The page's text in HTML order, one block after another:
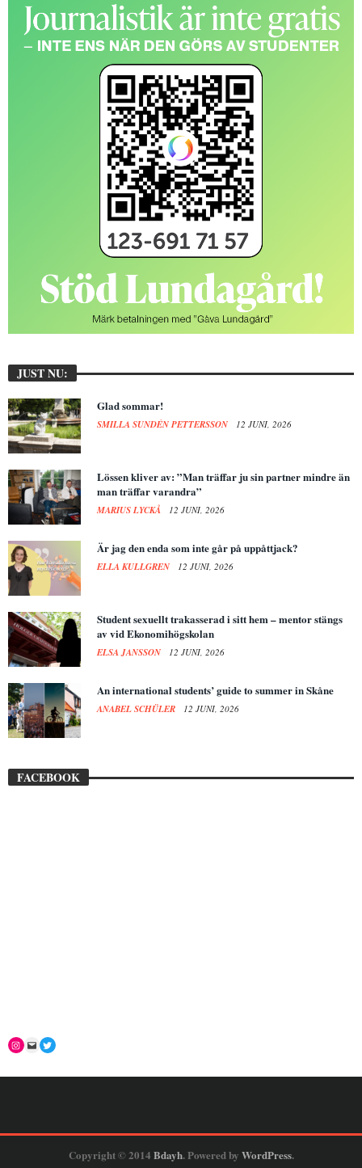
JUST NU:
Glad sommar!
SMILLA SUNDÉN PETTERSSON 12 JUNI, 2026
Lössen kliver av: ”Man träffar ju sin partner mindre än
man träffar varandra”
MARIUS LYCKÅ 12 JUNI, 2026
Är jag den enda som inte går på uppåttjack?
ELLA KULLGREN 12 JUNI, 2026
Student sexuellt trakasserad i sitt hem – mentor stängs
av vid Ekonomihögskolan
ELSA JANSSON 12 JUNI, 2026
An international students’ guide to summer in Skåne
ANABEL SCHÜLER 12 JUNI, 2026
FACEBOOK
Copyright © 2014 Bdayh. Powered by WordPress.